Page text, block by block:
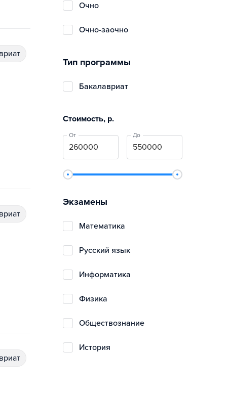
очно
очно-заочно
Тип программы
бакалавриат
Стоимость, р.
От До
Экзамены
математика
русский язык
информатика
физика
обществознание
история